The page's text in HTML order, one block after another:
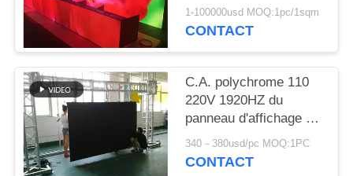
publicité 192 pour des
supports publicitaires
1-100000usd MOQ:1pc/1sqm
CONTACT
C.A. polychrome 110
220V 1920HZ du
panneau d'affichage de
publicité de P3.91 4,81
LED 500*1000mm
340－380usd/pc MOQ:1PC
CONTACT